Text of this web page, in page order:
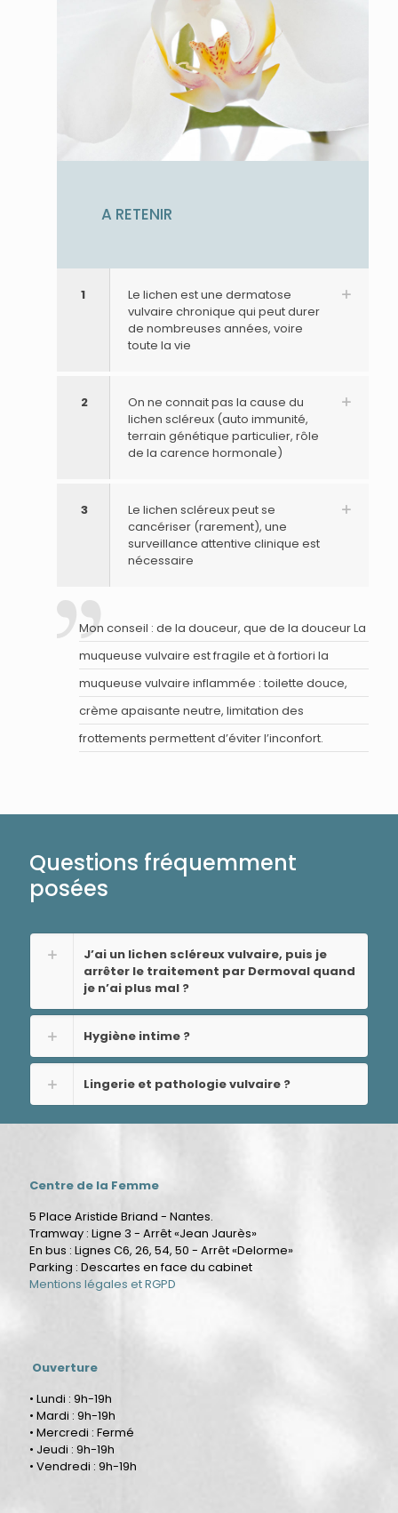
A RETENIR
1
Le lichen est une dermatose
vulvaire chronique qui peut durer
de nombreuses années, voire
toute la vie
2
On ne connait pas la cause du
lichen scléreux (auto immunité,
terrain génétique particulier, rôle
de la carence hormonale)
3
Le lichen scléreux peut se
cancériser (rarement), une
surveillance attentive clinique est
nécessaire
Mon conseil : de la douceur, que de la douceur La
muqueuse vulvaire est fragile et à fortiori la
muqueuse vulvaire inflammée : toilette douce,
crème apaisante neutre, limitation des
frottements permettent d’éviter l’inconfort.
Questions fréquemment
posées
J’ai un lichen scléreux vulvaire, puis je
arrêter le traitement par Dermoval quand
je n’ai plus mal ?
Hygiène intime ?
Lingerie et pathologie vulvaire ?
Centre de la Femme
5 Place Aristide Briand - Nantes.
Tramway : Ligne 3 - Arrêt «Jean Jaurès»
En bus : Lignes C6, 26, 54, 50 - Arrêt «Delorme»
Parking : Descartes en face du cabinet
Mentions légales et RGPD
Ouverture
• Lundi : 9h-19h
• Mardi : 9h-19h
• Mercredi : Fermé
• Jeudi : 9h-19h
• Vendredi : 9h-19h